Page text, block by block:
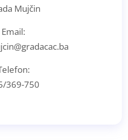
Mujčin
Email:
369-750